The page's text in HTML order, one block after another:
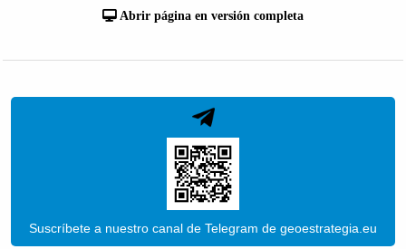
Abrir página en versión completa
Suscríbete a nuestro canal de Telegram de geoestrategia.eu